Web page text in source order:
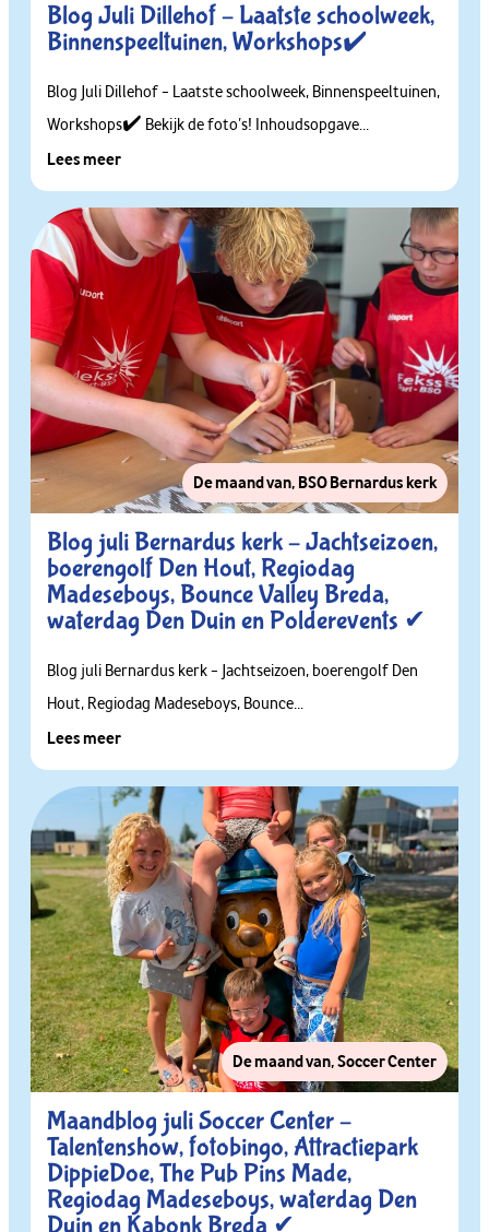
Blog Juli Dillehof – Laatste schoolweek,
Binnenspeeltuinen, Workshops✔️
Blog Juli Dillehof – Laatste schoolweek, Binnenspeeltuinen,
Workshops✔️ Bekijk de foto’s! Inhoudsopgave...
Lees meer
De maand van, BSO Bernardus kerk
Blog juli Bernardus kerk – Jachtseizoen,
boerengolf Den Hout, Regiodag
Madeseboys, Bounce Valley Breda,
waterdag Den Duin en Polderevents ✔
Blog juli Bernardus kerk – Jachtseizoen, boerengolf Den
Hout, Regiodag Madeseboys, Bounce...
Lees meer
De maand van,Soccer Center
Maandblog juli Soccer Center –
Talentenshow, fotobingo, Attractiepark
DippieDoe, The Pub Pins Made,
Regiodag Madeseboys, waterdag Den